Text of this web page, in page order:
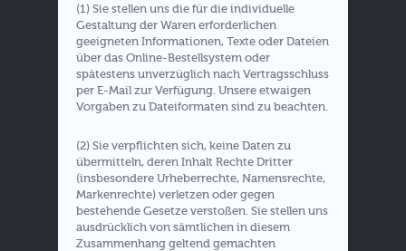
(1) Sie stellen uns die für die individuelle
Gestaltung der Waren erforderlichen
geeigneten Informationen, Texte oder Dateien
über das Online-Bestellsystem oder
spätestens unverzüglich nach Vertragsschluss
per E-Mail zur Verfügung. Unsere etwaigen
Vorgaben zu Dateiformaten sind zu beachten.
(2) Sie verpflichten sich, keine Daten zu
übermitteln, deren Inhalt Rechte Dritter
(insbesondere Urheberrechte, Namensrechte,
Markenrechte) verletzen oder gegen
bestehende Gesetze verstoßen. Sie stellen uns
ausdrücklich von sämtlichen in diesem
Zusammenhang geltend gemachten